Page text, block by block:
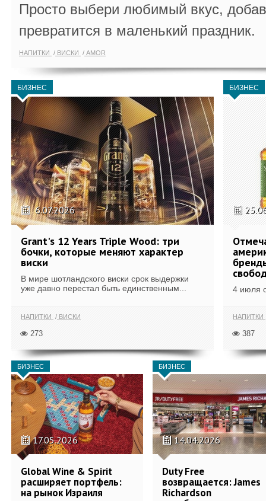
Просто выбери любимый вкус,
превратится в маленький праздник.
НАПИТКИ ВИСКИ AMOR
БИЗНЕС
6.07.2026
Grant's 12 Years Triple Wood: три
бочки, которые меняют характер
виски
В мире шотландского виски срок выдержки
уже давно перестал быть единственным...
НАПИТКИ ВИСКИ
273
БИЗНЕС
4 июля
НАПИТКИ
387
БИЗНЕС
17.05.2026
Global Wine & Spirit
расширяет портфель:
на рынок Израиля
БИЗНЕС
14.04.2026
Duty Free
возвращается: James
Richardson